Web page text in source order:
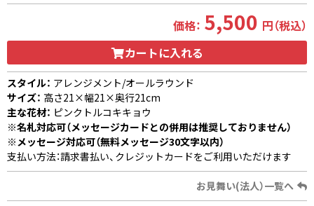
価格： 5,500 円（税込）
カートに入れる
スタイル： アレンジメント/オールラウンド
サイズ： 高さ21×幅21×奥行21cm
主な花材： ピンクトルコキキョウ
※名札対応可（メッセージカードとの併用は推奨しておりません）
※メッセージ対応可（無料メッセージ30文字以内）
支払い方法：請求書払い、クレジットカードをご利用いただけます
お見舞い(法人）一覧へ